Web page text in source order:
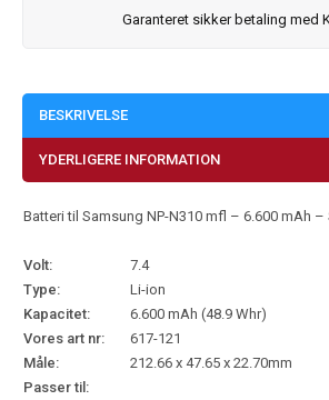
Garanteret sikker betaling med
BESKRIVELSE
YDERLIGERE INFORMATION
Batteri til Samsung NP-N310 mfl – 6.600 mAh –
Volt:
7.4
Type:
Li-ion
Kapacitet:
6.600 mAh (48.9 Whr)
Vores art nr:
617-121
Måle:
212.66 x 47.65 x 22.70mm
Passer til: